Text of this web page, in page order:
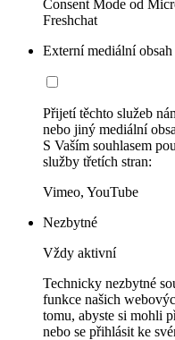
Consent Mode od
Freshchat
Externí mediální obsah
Přijetí těchto služeb
nebo jiný mediální
S Vaším souhlasem
služby třetích stran:
Vimeo, YouTube
Nezbytné
Vždy aktivní
Technicky nezbytné
funkce našich
tomu, abyste si mohli
nebo se přihlásit ke